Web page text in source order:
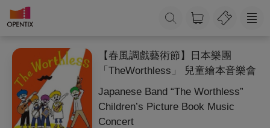
【春風調戲藝術節】日本樂團
「TheWorthless」 兒童繪本音樂會
Japanese Band “The Worthless”
Children’s Picture Book Music
Concert